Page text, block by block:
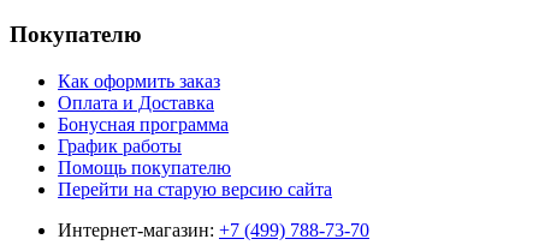
Покупателю
Как оформить заказ
Оплата и Доставка
Бонусная программа
График работы
Помощь покупателю
Перейти на старую версию сайта
Интернет-магазин: +7 (499) 788-73-70